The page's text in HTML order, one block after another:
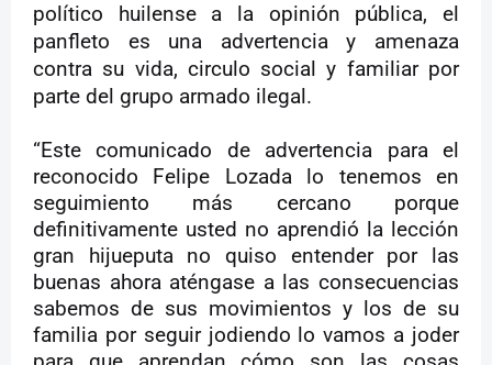
político huilense a la opinión pública, el
panfleto es una advertencia y amenaza
contra su vida, circulo social y familiar por
parte del grupo armado ilegal.
“Este comunicado de advertencia para el
reconocido Felipe Lozada lo tenemos en
seguimiento más cercano porque
definitivamente usted no aprendió la lección
gran hijueputa no quiso entender por las
buenas ahora aténgase a las consecuencias
sabemos de sus movimientos y los de su
familia por seguir jodiendo lo vamos a joder